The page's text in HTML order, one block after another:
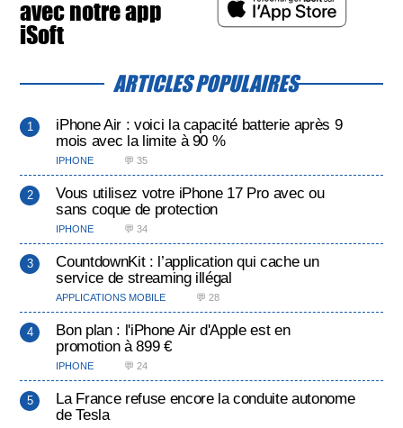
avec notre app
iSoft
ARTICLES POPULAIRES
iPhone Air : voici la capacité batterie après 9
mois avec la limite à 90 %
IPHONE 💬 35
Vous utilisez votre iPhone 17 Pro avec ou
sans coque de protection
IPHONE 💬 34
CountdownKit : l’application qui cache un
service de streaming illégal
APPLICATIONS MOBILE 💬 28
Bon plan : l'iPhone Air d'Apple est en
promotion à 899 €
IPHONE 💬 24
La France refuse encore la conduite autonome
de Tesla